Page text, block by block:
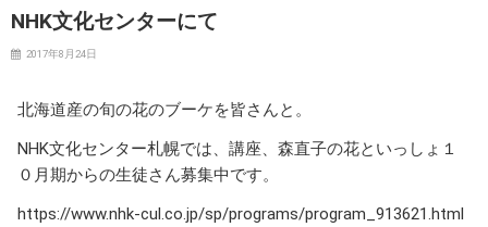
NHK文化センターにて
2017年8月24日
北海道産の旬の花のブーケを皆さんと。
NHK文化センター札幌では、講座、森直子の花といっしょ１
０月期からの生徒さん募集中です。
https://www.nhk-cul.co.jp/sp/programs/program_913621.html